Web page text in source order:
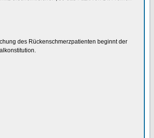
des Rückenschmerzpatienten beginnt der